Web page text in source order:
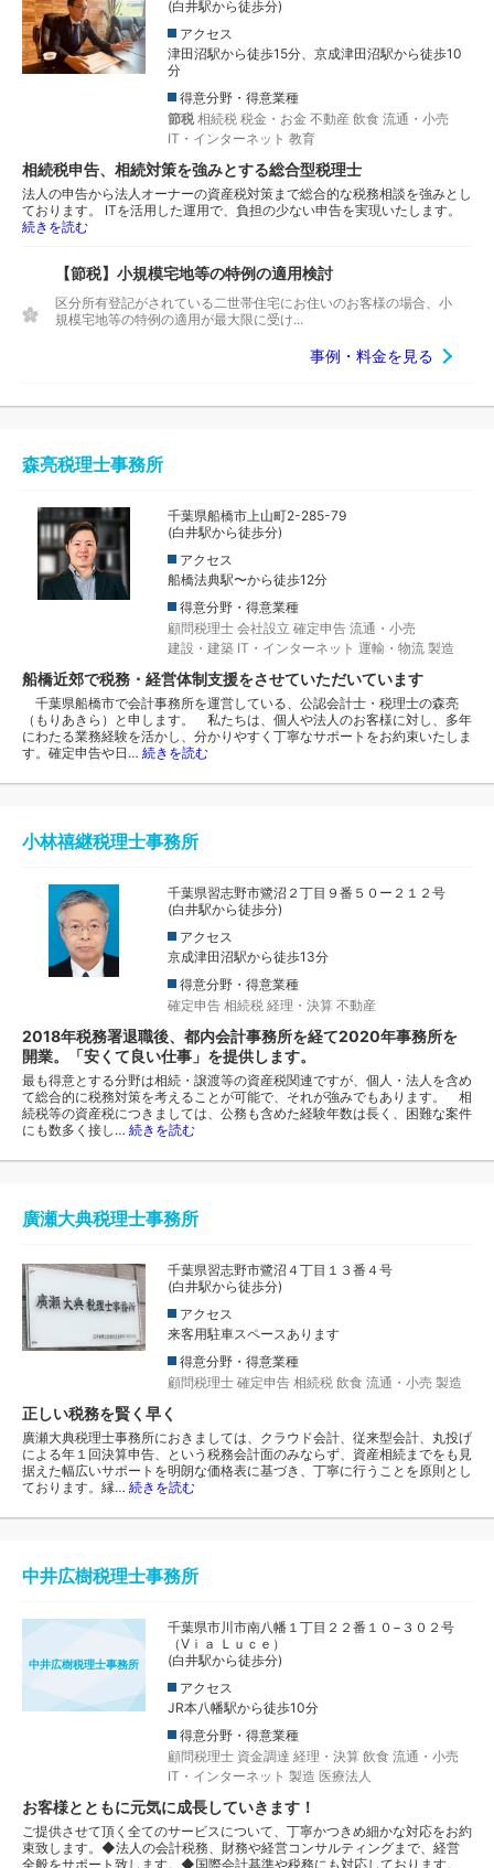
(白井駅から徒歩分)
アクセス
津田沼駅から徒歩15分、京成津田沼駅から徒歩10
分
得意分野・得意業種
節税 相続税 税金・お金 不動産 飲食 流通・小売
IT・インターネット 教育
相続税申告、相続対策を強みとする総合型税理士
法人の申告から法人オーナーの資産税対策まで総合的な税務相談を強みとし
ております。 ITを活用した運用で、負担の少ない申告を実現いたします。
続きを読む
【節税】小規模宅地等の特例の適用検討
区分所有登記がされている二世帯住宅にお住いのお客様の場合、小
規模宅地等の特例の適用が最大限に受け...
事例・料金を見る
森亮税理士事務所
千葉県船橋市上山町2-285-79
(白井駅から徒歩分)
アクセス
船橋法典駅〜から徒歩12分
得意分野・得意業種
顧問税理士 会社設立 確定申告 流通・小売
建設・建築 IT・インターネット 運輸・物流 製造
船橋近郊で税務・経営体制支援をさせていただいています
千葉県船橋市で会計事務所を運営している、公認会計士・税理士の森亮
（もりあきら）と申します。 私たちは、個人や法人のお客様に対し、多年
にわたる業務経験を活かし、分かりやすく丁寧なサポートをお約束いたしま
す。確定申告や日… 続きを読む
小林禧継税理士事務所
千葉県習志野市鷺沼２丁目９番５０ー２１２号
(白井駅から徒歩分)
アクセス
京成津田沼駅から徒歩13分
得意分野・得意業種
確定申告 相続税 経理・決算 不動産
2018年税務署退職後、都内会計事務所を経て2020年事務所を
開業。「安くて良い仕事」を提供します。
最も得意とする分野は相続・譲渡等の資産税関連ですが、個人・法人を含め
て総合的に税務対策を考えることが可能で、それが強みでもあります。 相
続税等の資産税につきましては、公務も含めた経験年数は長く、困難な案件
にも数多く接し… 続きを読む
廣瀬大典税理士事務所
千葉県習志野市鷺沼４丁目１３番４号
(白井駅から徒歩分)
アクセス
来客用駐車スペースあります
得意分野・得意業種
顧問税理士 確定申告 相続税 飲食 流通・小売 製造
正しい税務を賢く早く
廣瀬大典税理士事務所におきましては、クラウド会計、従来型会計、丸投げ
による年１回決算申告、という税務会計面のみならず、資産相続までをも見
据えた幅広いサポートを明朗な価格表に基づき、丁寧に行うことを原則とし
ております。縁… 続きを読む
中井広樹税理士事務所
中井広樹税理士事務所
千葉県市川市南八幡１丁目２２番１０−３０２号
（Vｉａ Ｌｕｃｅ）
(白井駅から徒歩分)
アクセス
JR本八幡駅から徒歩10分
得意分野・得意業種
顧問税理士 資金調達 経理・決算 飲食 流通・小売
IT・インターネット 製造 医療法人
お客様とともに元気に成長していきます！
ご提供させて頂く全てのサービスについて、丁寧かつきめ細かな対応をお約
束致します。◆法人の会計税務、財務や経営コンサルティングまで、経営
全般をサポート致します。◆国際会計基準や税務にも対応しております。